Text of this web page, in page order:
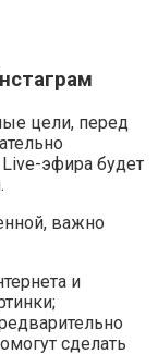
цели, перед
Live-эфира будет
важно
и
сделать